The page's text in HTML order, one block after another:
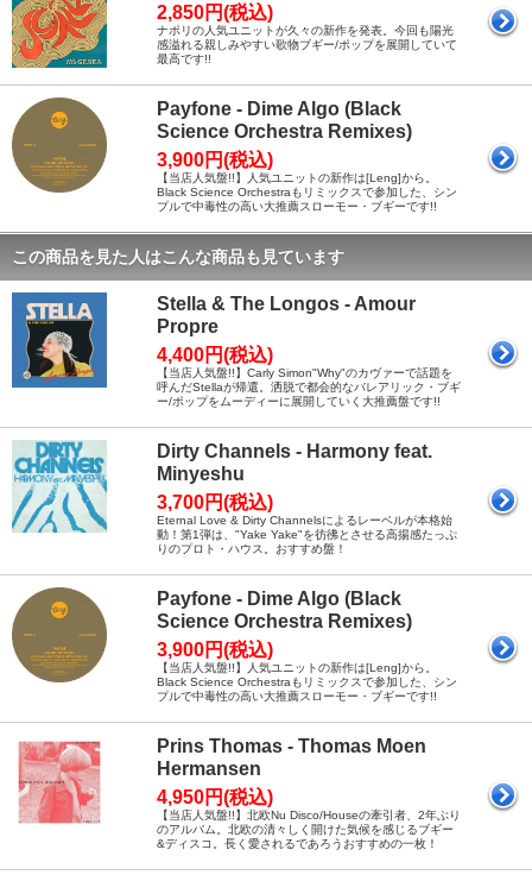
2,850円(税込)
ナポリの人気ユニットが久々の新作を発表。今回も陽光
感溢れる親しみやすい歌物ブギー/ポップを展開していて
最高です!!
Payfone - Dime Algo (Black
Science Orchestra Remixes)
3,900円(税込)
【当店人気盤!!】人気ユニットの新作は[Leng]から。
Black Science Orchestraもリミックスで参加した、シン
プルで中毒性の高い大推薦スローモー・ブギーです!!
この商品を見た人はこんな商品も見ています
Stella & The Longos - Amour
Propre
4,400円(税込)
【当店人気盤!!】Carly Simon"Why"のカヴァーで話題を
呼んだStellaが帰還。洒脱で都会的なバレアリック・ブギ
ー/ポップをムーディーに展開していく大推薦盤です!!
Dirty Channels - Harmony feat.
Minyeshu
3,700円(税込)
Eternal Love & Dirty Channelsによるレーベルが本格始
動！第1弾は、"Yake Yake"を彷彿とさせる高揚感たっぷ
りのプロト・ハウス。おすすめ盤！
Payfone - Dime Algo (Black
Science Orchestra Remixes)
3,900円(税込)
【当店人気盤!!】人気ユニットの新作は[Leng]から。
Black Science Orchestraもリミックスで参加した、シン
プルで中毒性の高い大推薦スローモー・ブギーです!!
Prins Thomas - Thomas Moen
Hermansen
4,950円(税込)
【当店人気盤!!】北欧Nu Disco/Houseの牽引者、2年ぶり
のアルバム。北欧の清々しく開けた気候を感じるブギー
&ディスコ。長く愛されるであろうおすすめの一枚！